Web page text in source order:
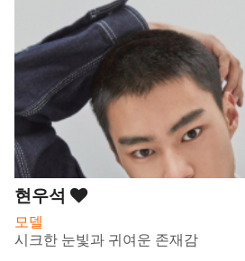
현우석
모델
시크한 눈빛과 귀여운 존재감